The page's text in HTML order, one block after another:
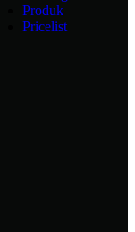
Produk
Pricelist